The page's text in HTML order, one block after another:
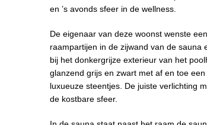
en ’s avonds sfeer in de wellness.
De eigenaar van deze woonst wenste
raampartijen in de zijwand van de
bij het donkergrijze exterieur van het
glanzend grijs en zwart met af en toe
luxueuze steentjes. De juiste verlichting
de kostbare sfeer.